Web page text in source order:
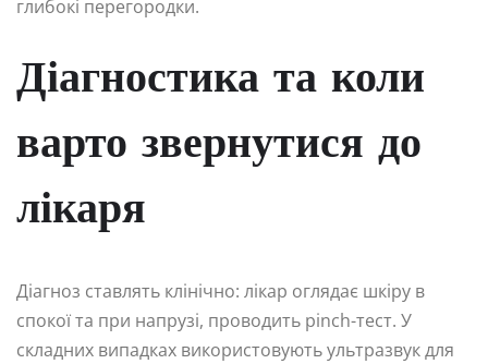
глибокі перегородки.
Діагностика та коли
варто звернутися до
лікаря
Діагноз ставлять клінічно: лікар оглядає шкіру в
спокої та при напрузі, проводить pinch-тест. У
складних випадках використовують ультразвук для